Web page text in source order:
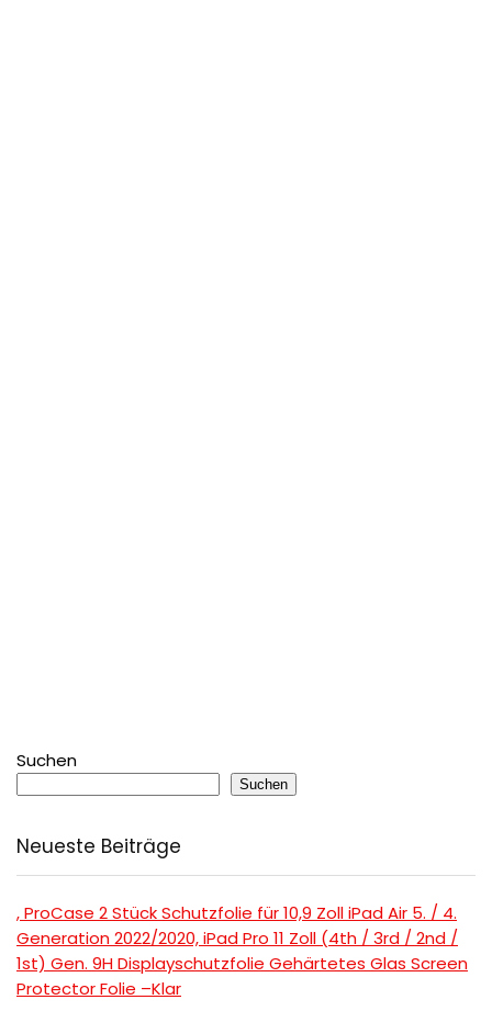
Suchen
Suchen
Neueste Beiträge
, ProCase 2 Stück Schutzfolie für 10,9 Zoll iPad Air 5. / 4.
Generation 2022/2020, iPad Pro 11 Zoll (4th / 3rd / 2nd /
1st) Gen. 9H Displayschutzfolie Gehärtetes Glas Screen
Protector Folie –Klar